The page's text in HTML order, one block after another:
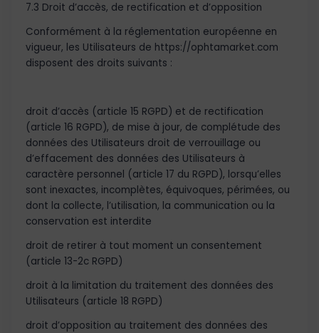
7.3 Droit d’accès, de rectification et d’opposition
Conformément à la réglementation européenne en
vigueur, les Utilisateurs de https://ophtamarket.com
disposent des droits suivants :
droit d’accès (article 15 RGPD) et de rectification
(article 16 RGPD), de mise à jour, de complétude des
données des Utilisateurs droit de verrouillage ou
d’effacement des données des Utilisateurs à
caractère personnel (article 17 du RGPD), lorsqu’elles
sont inexactes, incomplètes, équivoques, périmées, ou
dont la collecte, l’utilisation, la communication ou la
conservation est interdite
droit de retirer à tout moment un consentement
(article 13-2c RGPD)
droit à la limitation du traitement des données des
Utilisateurs (article 18 RGPD)
droit d’opposition au traitement des données des